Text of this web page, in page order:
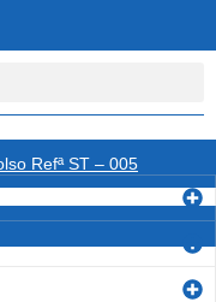
Refª ST – 005